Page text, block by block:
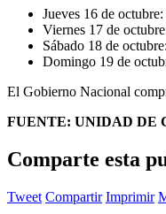
Jueves 16 de
Viernes 17 de
Sábado 18 de
Domingo 19 de
El Gobierno Nacional
FUENTE: UNIDAD DE
Comparte esta
Tweet Compartir Imprimir